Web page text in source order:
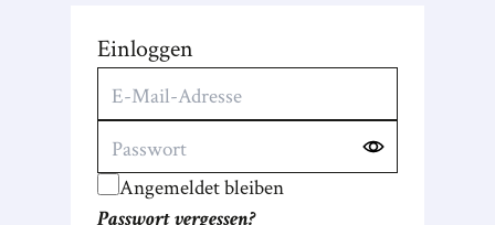
Einloggen
Angemeldet bleiben
Passwort vergessen?